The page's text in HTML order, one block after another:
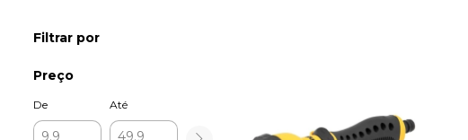
Filtrar por
Preço
De Até